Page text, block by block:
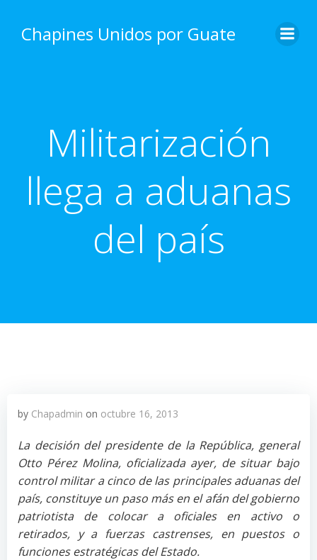
content
Chapines Unidos por Guate
Militarización
llega a aduanas
del país
by Chapadmin on octubre 16, 2013
La decisión del presidente de la República, general
Otto Pérez Molina, oficializada ayer, de situar bajo
control militar a cinco de las principales aduanas del
país, constituye un paso más en el afán del gobierno
patriotista de colocar a oficiales en activo o
retirados, y a fuerzas castrenses, en puestos o
funciones estratégicas del Estado.